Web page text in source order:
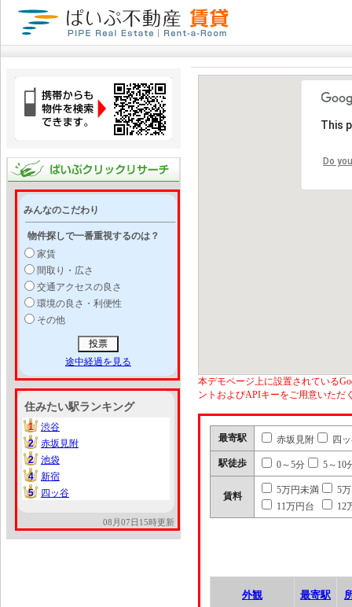
みんなのこだわり
物件探しで一番重視するのは？
家賃
間取り・広さ
交通アクセスの良さ
環境の良さ・利便性
その他
途中経過を見る
住みたい駅ランキング
1
1
渋谷
2
2
赤坂見附
2
2
池袋
4
4
新宿
5
5 四ッ谷
08月07日15時更新
This
Do
本デモページ上に設置されている
ントおよびAPIキーをご用意いただ
最寄駅 赤坂見附 四
駅徒歩 0～5分 5～10
賃料
5万円未満
5
11万円台
12
外観 最寄駅